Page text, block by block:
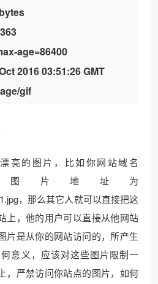
age=86400
2016 03:51:26 GMT
gif
亮的图片，比如你网站域名
，图片地址为
，那么其它人就可以直接把这
上，他的用户可以直接从他网站
片是从你的网站访问的，所产生
意义，应该对这些图片限制一
，严禁访问你站点的图片，如何